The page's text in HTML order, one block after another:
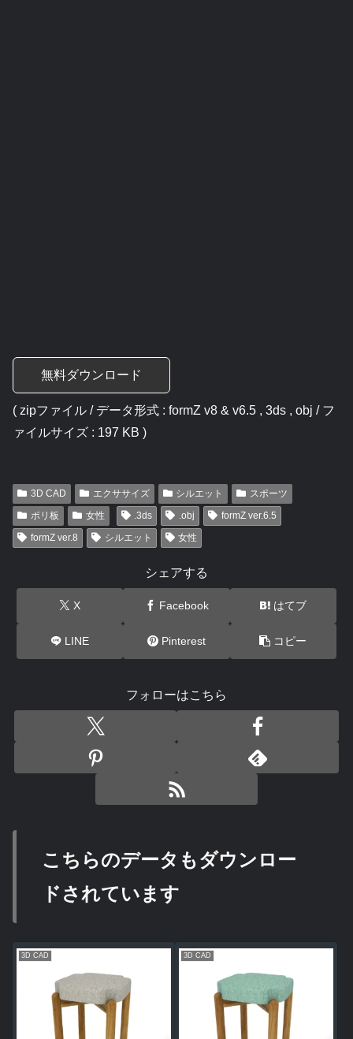
無料ダウンロード
( zipファイル / データ形式 : formZ v8 & v6.5 , 3ds , obj / フ
ァイルサイズ : 197 KB )
3D CAD エクササイズ シルエット
スポーツ
ポリ板
女性 .3ds .obj
formZ ver.6.5
formZ ver.8
シルエット 女性
シェアする
X Facebook はてブ
LINE Pinterest コピー
フォローはこちら
こちらのデータもダウンロー
ドされています
3D CAD 3D CAD